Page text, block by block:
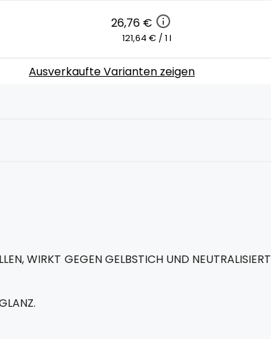
26,76 €
121,64 € / 1 l
Ausverkaufte Varianten zeigen
WIRKT GEGEN GELBSTICH UND NEUTRALISIERT